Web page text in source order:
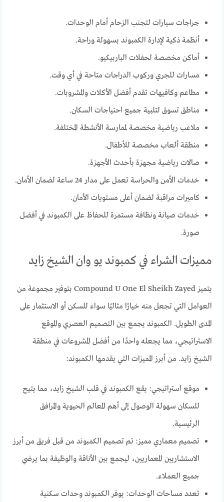
جراجات سيارات لتجنب الزحام أمام الوحدات.
أنظمة ذكية لإدارة الكمبوند بسهولة وراحة.
أماكن مخصصة لحفلات الباربيكيو.
مسارات للجري وركوب الدراجات متاحة في أي وقت.
مطاعم وكافيهات تقدم أفضل الأكلات والمشروبات.
مناطق تسوق لتلبية جميع احتياجات السكان.
ملاعب رياضية مخصصة لممارسة الأنشطة المختلفة.
منطقة ألعاب مخصصة للأطفال.
صالات رياضية مجهزة بأحدث الأجهزة.
خدمات الأمن والحراسة تعمل على مدار 24 ساعة لضمان الأمان.
كاميرات مراقبة لضمان أعلى مستويات الأمان.
خدمات صيانة ونظافة مستمرة للحفاظ على الكمبوند في أفضل
صورة.
مميزات الشراء في كمبوند يو وان الشيخ زايد
يتميز Compound U One El Sheikh Zayed بتوفير مجموعة من
العوامل التي تجعل منه خيارًا مثاليًا سواء للسكن أو الاستثمار على
المدى الطويل. الكمبوند يجمع بين التصميم العصري والموقع
الاستراتيجي، مما يجعله واحدًا من أفضل المشروعات في منطقة
الشيخ زايد. من أبرز المميزات التي يقدمها الكمبوند:
موقع استراتيجي: يقع الكمبوند في قلب الشيخ زايد، مما يتيح
للسكان سهولة الوصول إلى أهم المعالم الحيوية والمرافق
الرئيسية.
تصميم معماري مميز: تم تصميم الكمبوند من قبل فريق من أبرز
الاستشاريين المعماريين، ليجمع بين الأناقة والوظيفة بما يرضي
جميع العملاء.
تعدد مساحات الوحدات: يوفر الكمبوند وحدات سكنية